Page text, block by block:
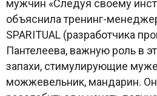
мужчин «Следуя своему
объяснила тренинг-
SPARITUAL (разработчика
Пантелеева, важную роль в
запахи, стимулирующие
можжевельник, мандарин.